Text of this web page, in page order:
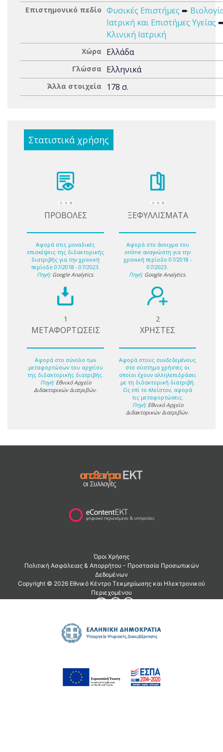
Επιστημονικό πεδίο Φυσικές Επιστήμες ➨
Ιατρική και Επιστήμες Υγείας
Κλινική Ιατρική
Χώρα Ελλάδα
Γλώσσα Ελληνικά
Άλλα στοιχεία 178 σ.
Στατιστικά χρήσης
ΠΡΟΒΟΛΕΣ
Αφορά στις μοναδικές
επισκέψεις της διδακτορικής
διατριβής για την χρονική
περίοδο 07/2018 - 07/2023.
Πηγή: Google Analytics.
ΞΕΦΥΛΛΙΣΜΑΤΑ
Αφορά στο άνοιγμα του
online αναγνώστη για την
χρονική περίοδο 07/2018 -
07/2023.
Πηγή: Google Analytics.
1
ΜΕΤΑΦΟΡΤΩΣΕΙΣ
Αφορά στο σύνολο των
μεταφορτώσων του αρχείου
της διδακτορικής διατριβής.
Πηγή: Εθνικό Αρχείο
Διδακτορικών Διατριβών.
2
ΧΡΗΣΤΕΣ
Αφορά στους συνδεδεμένους
στο σύστημα χρήστες οι
οποίοι έχουν αλληλεπιδράσει
με τη διδακτορική διατριβή.
Ως επί το πλείστον, αφορά
τις μεταφορτώσεις.
Πηγή: Εθνικό Αρχείο
Διδακτορικών Διατριβών.